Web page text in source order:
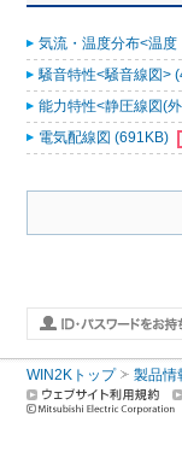
気流・温度分布<温
騒音特性<騒音線図>
能力特性<静圧線図(
電気配線図 (691KB)
WIN2Kトップ 製品情